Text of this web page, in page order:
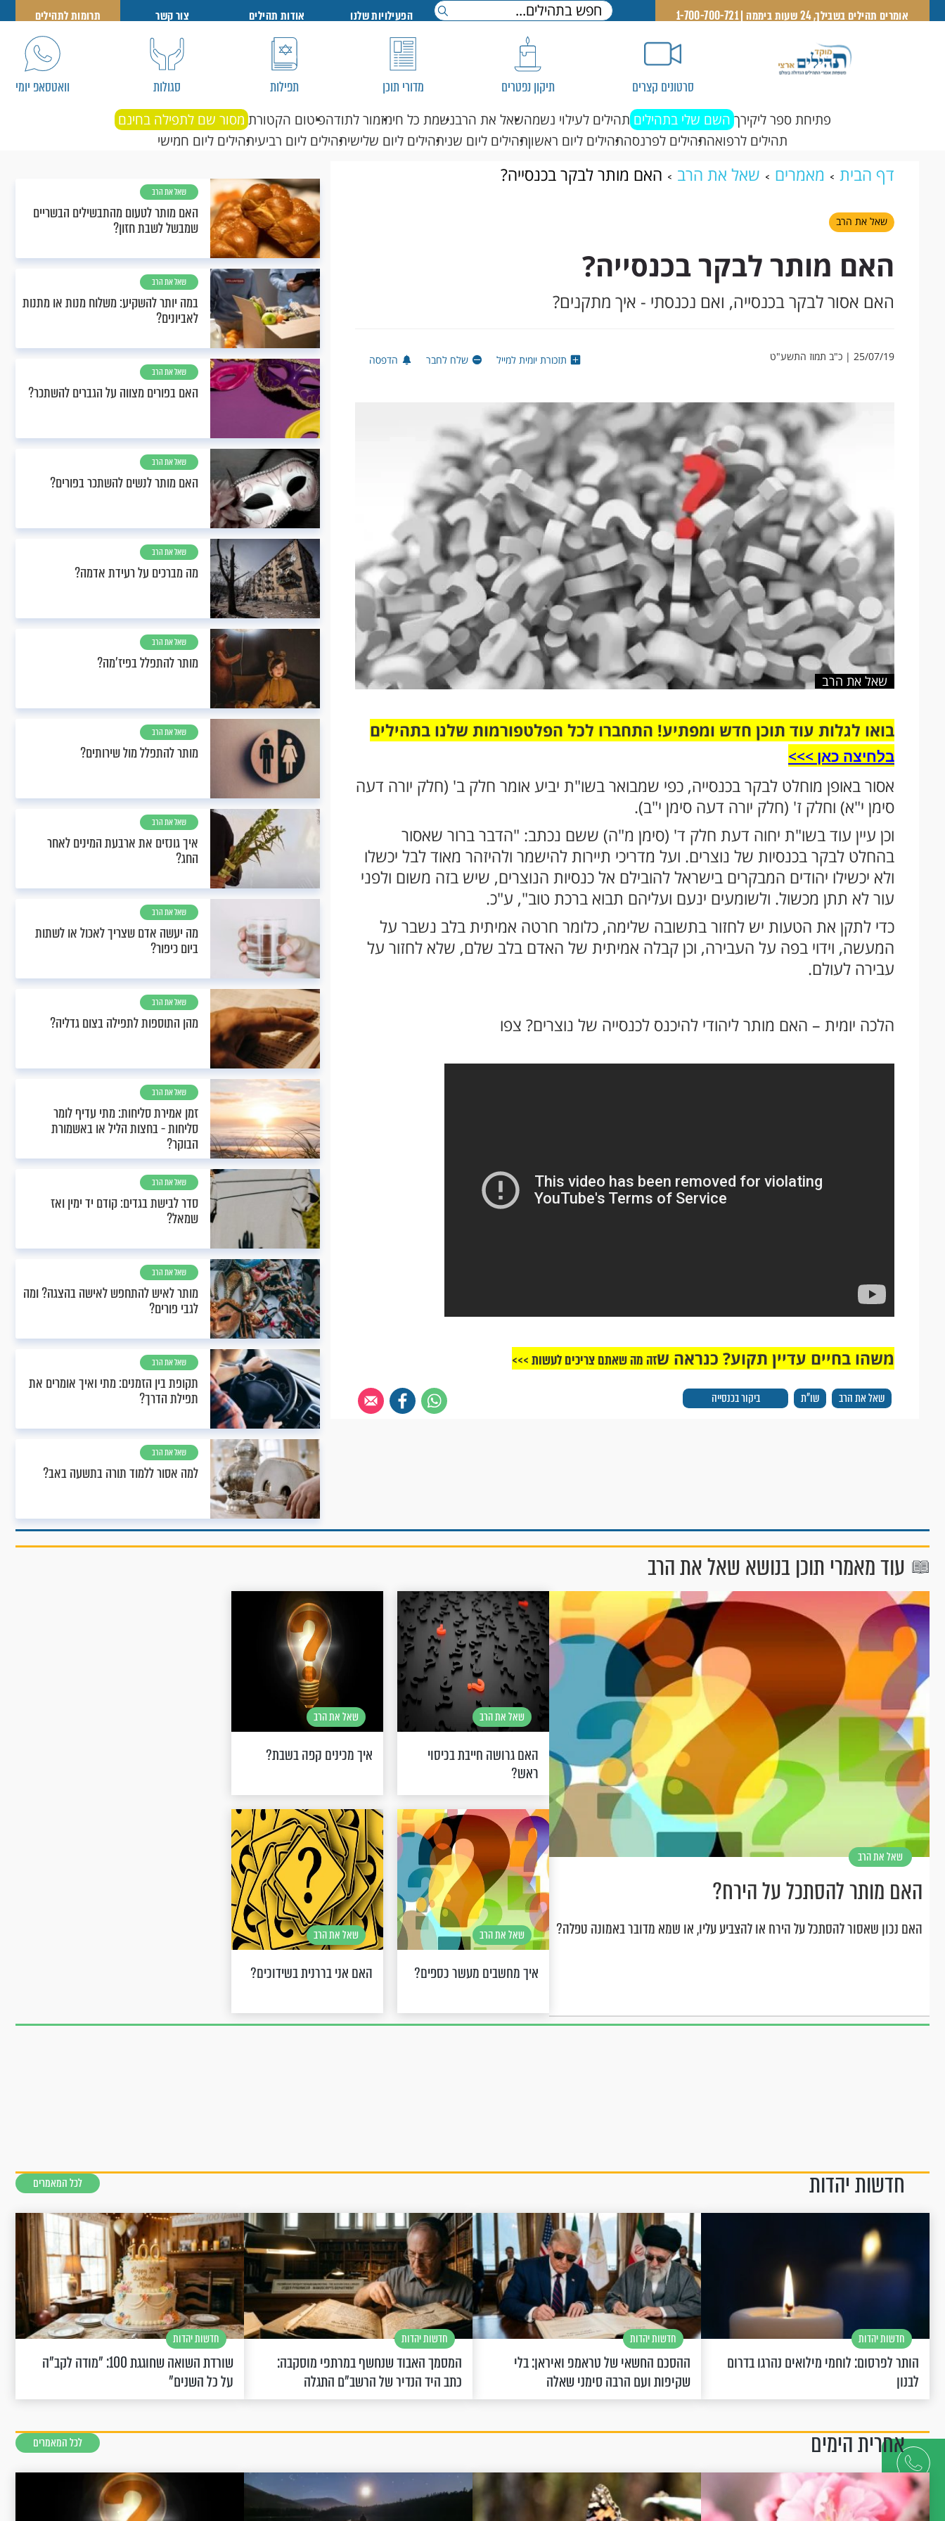
דברו
איתנו
אומרים תהילים בשבילך, 24 שעות ביממה | 1-700-700-721 הפעילויות שלנו אודות תהילים צור קשר תרומות לתהילים
סרטונים קצרים תיקון נפטרים מדורי תוכן תפילות סגולות וואטסאפ יומי
פתיחת ספר ליקירך השם שלי בתהילים תהילים לעילוי נשמהשאל את הרבנשמת כל חימזמור לתודהפיטום הקטורת מסור שם לתפילה בחינם
תהילים לרפואהתהילים לפרנסהתהילים ליום ראשוןתהילים ליום שניתהילים ליום שלישיתהילים ליום רביעיתהילים ליום חמישי
דף הבית מאמרים שאל את הרב האם מותר לבקר בכנסייה?
שאל את הרב
האם מותר לבקר בכנסייה?
האם אסור לבקר בכנסייה, ואם נכנסתי - איך מתקנים?
25/07/19 | כ"ב תמוז התשע"ט תזכורת יומית למייל שלח לחבר הדפסה
שאל את הרב
בואו לגלות עוד תוכן חדש ומפתיע! התחברו לכל הפלטפורמות שלנו בתהילים
בלחיצה כאן >>>​
אסור באופן מוחלט לבקר בכנסייה, כפי שמבואר בשו"ת יביע אומר חלק ב' (חלק יורה דעה
סימן י"א) וחלק ז' (חלק יורה דעה סימן י"ב).
וכן עיין עוד בשו"ת יחוה דעת חלק ד' (סימן מ"ה) ששם נכתב: "הדבר ברור שאסור
בהחלט לבקר בכנסיות של נוצרים. ועל מדריכי תיירות להישמר ולהיזהר מאוד לבל יכשלו
ולא יכשילו יהודים המבקרים בישראל להובילם אל כנסיות הנוצרים, שיש בזה משום ולפני
עור לא תתן מכשול. ולשומעים ינעם ועליהם תבוא ברכת טוב", ע"כ.
כדי לתקן את הטעות יש לחזור בתשובה שלימה, כלומר חרטה אמיתית בלב נשבר על
המעשה, וידוי בפה על העבירה, וכן קבלה אמיתית של האדם בלב שלם, שלא לחזור על
עבירה לעולם.
הלכה יומית – האם מותר ליהודי להיכנס לכנסייה של נוצרים? צפו
שאל את הרב שו"ת ביקור בכנסייה
משהו בחיים עדיין תקוע? כנראה שזה מה שאתם צריכים לעשות >>>
שאל את הרב
האם מותר לטעום מהתבשילים הבשריים
שמבשל לשבת חזון?
שאל את הרב
במה יותר להשקיע: משלוח מנות או מתנות
לאביונים?
שאל את הרב
האם בפורים מצווה על הגברים להשתכר?
שאל את הרב
האם מותר לנשים להשתכר בפורים?
שאל את הרב
מה מברכים על רעידת אדמה?
שאל את הרב
מותר להתפלל בפיז'מה?
שאל את הרב
מותר להתפלל מול שירותים?
שאל את הרב
איך גונזים את ארבעת המינים לאחר
החג?
שאל את הרב
מה יעשה אדם שצריך לאכול או לשתות
ביום כיפור?
שאל את הרב
מהן התוספות לתפילה בצום גדליה?
שאל את הרב
זמן אמירת סליחות: מתי עדיף לומר
סליחות - בחצות הליל או באשמורת
הבוקר?
שאל את הרב
סדר לבישת בגדים: קודם יד ימין ואז
שמאל?
שאל את הרב
מותר לאיש להתחפש לאישה בהצגה? ומה
לגבי פורים?
שאל את הרב
תקופת בין הזמנים: מתי ואיך אומרים את
תפילת הדרך?
שאל את הרב
למה אסור ללמוד תורה בתשעה באב?
עוד מאמרי תוכן בנושא שאל את הרב
שאל את הרב
האם מותר להסתכל על הירח?
האם נכון שאסור להסתכל על הירח או להצביע עליו, או שמא מדובר באמונה טפלה?
שאל את הרב
האם גרושה חייבת בכיסוי
ראש?
שאל את הרב
איך מכינים קפה בשבת?
שאל את הרב
איך מחשבים מעשר כספים?
שאל את הרב
האם אני בררנית בשידוכים?
חדשות יהדות לכל המאמרים
חדשות יהדות
הותר לפרסום: לוחמי מילואים נהרגו בדרום
לבנון
חדשות יהדות
ההסכם החשאי של טראמפ ואיראן: בלי
שקיפות ועם הרבה סימני שאלה
חדשות יהדות
המסמך האבוד שנחשף במרתפי מוסקבה:
כתב היד הנדיר של הרשב"ם התגלה
חדשות יהדות
שורדת השואה שחוגגת 100: "מודה לקב"ה
על כל השנים"
אחרית הימים לכל המאמרים